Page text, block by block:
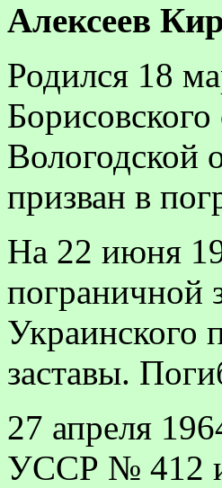
Алексеев
Родился 18
Вологодской
призван в
На 22 июня
пограничной
Украинского
заставы.
27 апреля
УССР № 412